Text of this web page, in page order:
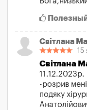
Світлана
15
Світлана
11.12.2023р.
-розрив
подяку